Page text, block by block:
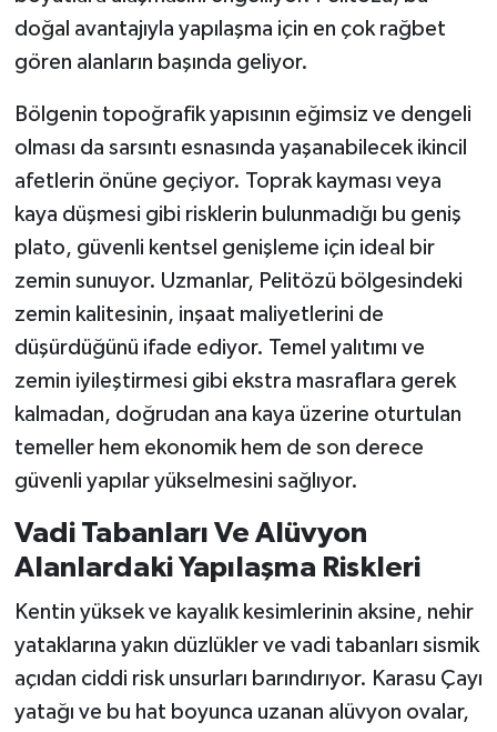
doğal avantajıyla yapılaşma için en çok rağbet
gören alanların başında geliyor.
Bölgenin topoğrafik yapısının eğimsiz ve dengeli
olması da sarsıntı esnasında yaşanabilecek ikincil
afetlerin önüne geçiyor. Toprak kayması veya
kaya düşmesi gibi risklerin bulunmadığı bu geniş
plato, güvenli kentsel genişleme için ideal bir
zemin sunuyor. Uzmanlar, Pelitözü bölgesindeki
zemin kalitesinin, inşaat maliyetlerini de
düşürdüğünü ifade ediyor. Temel yalıtımı ve
zemin iyileştirmesi gibi ekstra masraflara gerek
kalmadan, doğrudan ana kaya üzerine oturtulan
temeller hem ekonomik hem de son derece
güvenli yapılar yükselmesini sağlıyor.
Vadi Tabanları Ve Alüvyon
Alanlardaki Yapılaşma Riskleri
Kentin yüksek ve kayalık kesimlerinin aksine, nehir
yataklarına yakın düzlükler ve vadi tabanları sismik
açıdan ciddi risk unsurları barındırıyor. Karasu Çayı
yatağı ve bu hat boyunca uzanan alüvyon ovalar,